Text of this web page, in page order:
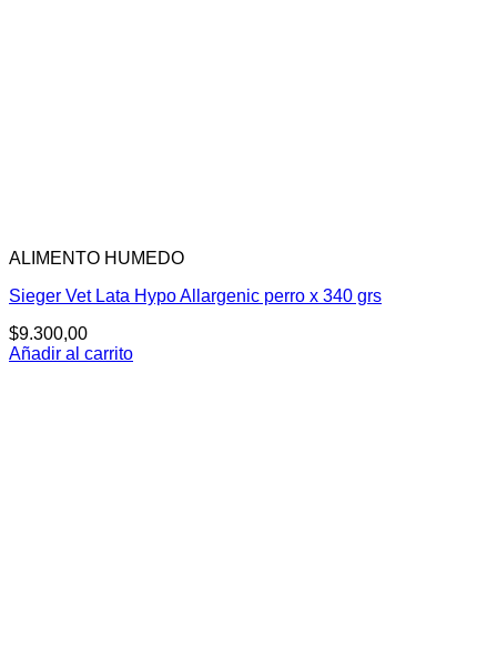
ALIMENTO HUMEDO
Sieger Vet Lata Hypo Allargenic perro x 340 grs
$9.300,00
Añadir al carrito